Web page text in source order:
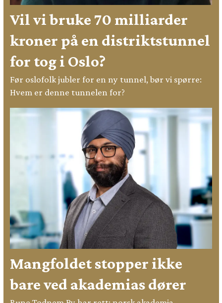
Vil vi bruke 70 milliarder
kroner på en distriktstunnel
for tog i Oslo?
Før oslofolk jubler for en ny tunnel, bør vi spørre:
Hvem er denne tunnelen for?
Mangfoldet stopper ikke
bare ved akademias dører